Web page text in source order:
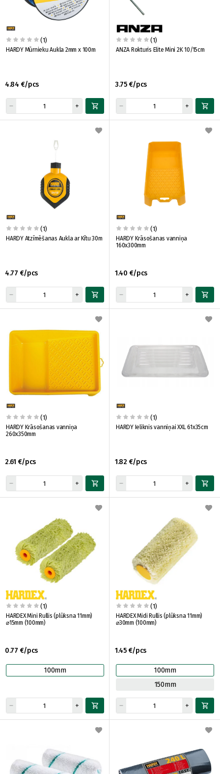
(1)
HARDY Mūrnieku Aukla 2mm x 100m
4.84 €/pcs
(1)
ANZA Rokturis Elite Mini 2K 10/15cm
3.75 €/pcs
(1)
HARDY Atzīmēšanas Aukla ar Kītu 30m
4.77 €/pcs
(1)
HARDY Krāsošanas vanniņa
160x300mm
1.40 €/pcs
(1)
HARDY Krāsošanas vanniņa
260x350mm
2.61 €/pcs
(1)
HARDY Ieliknis vanniņai XXL 61x35cm
1.82 €/pcs
(1)
HARDEX Mini Rullis (plūksna 11mm)
⌀15mm (100mm)
0.77 €/pcs
100mm
(1)
HARDEX Midi Rullis (plūksna 11mm)
⌀30mm (100mm)
1.45 €/pcs
100mm
150mm